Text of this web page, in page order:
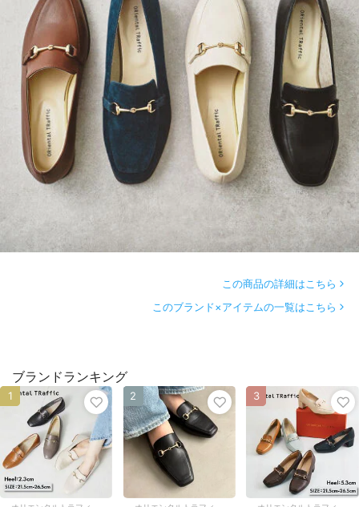
この商品の詳細はこちら
このブランド×アイテムの一覧はこちら
ブランドランキング
1 2 3